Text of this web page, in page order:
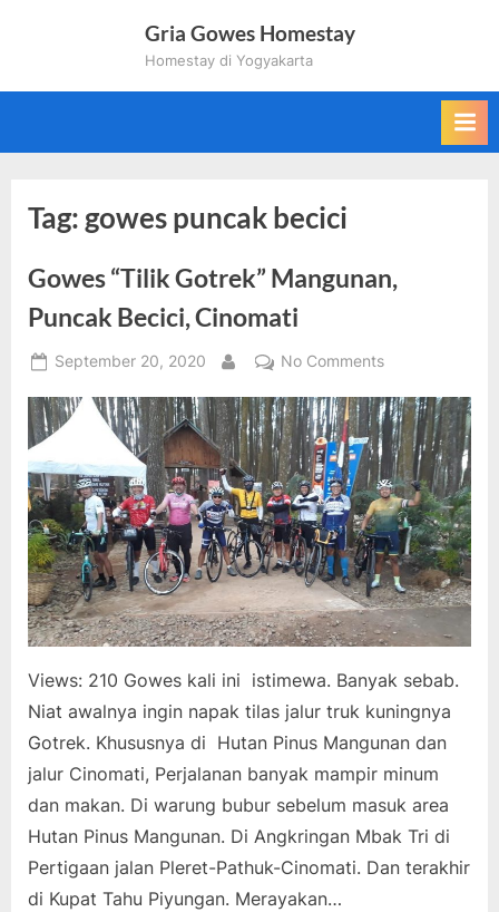
Gria Gowes Homestay
Homestay di Yogyakarta
Tag: gowes puncak becici
Gowes “Tilik Gotrek” Mangunan,
Puncak Becici, Cinomati
Posted
September 20, 2020
By
No Commentson
“Tilik
Gotrek”
Mangunan,
Puncak
Becici,
Cinomati
Views: 210 Gowes kali ini istimewa. Banyak sebab.
Niat awalnya ingin napak tilas jalur truk kuningnya
Gotrek. Khususnya di Hutan Pinus Mangunan dan
jalur Cinomati, Perjalanan banyak mampir minum
dan makan. Di warung bubur sebelum masuk area
Hutan Pinus Mangunan. Di Angkringan Mbak Tri di
Pertigaan jalan Pleret-Pathuk-Cinomati. Dan terakhir
di Kupat Tahu Piyungan. Merayakan…